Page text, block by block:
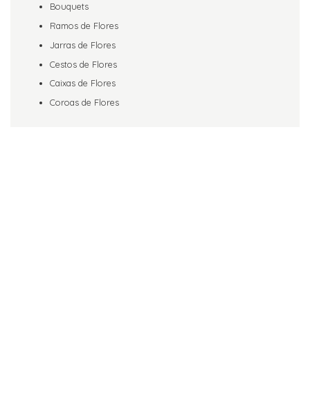
Bouquets
Ramos de Flores
Jarras de Flores
Cestos de Flores
Caixas de Flores
Coroas de Flores